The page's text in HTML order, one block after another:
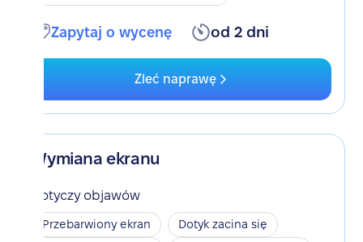
Zapytaj o wycenę od 2 dni
Zleć naprawę
Wymiana ekranu
Dotyczy objawów
Przebarwiony ekran
Dotyk zacina się